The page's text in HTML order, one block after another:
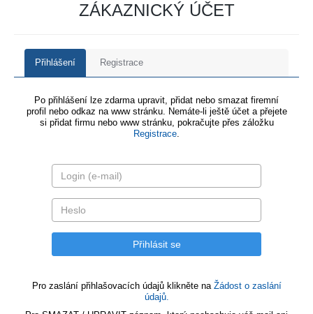
ZÁKAZNICKÝ ÚČET
Přihlášení Registrace
Po přihlášení lze zdarma upravit, přidat nebo smazat firemní
profil nebo odkaz na www stránku. Nemáte-li ještě účet a přejete
si přidat firmu nebo www stránku, pokračujte přes záložku
Registrace.
Pro zaslání přihlašovacích údajů klikněte na Žádost o zaslání
údajů.